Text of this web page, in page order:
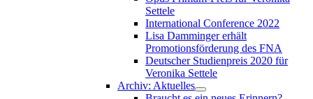
Settele
International Conference 2022
Lisa Damminger erhält
Promotionsförderung des FNA
Deutscher Studienpreis 2020 für
Veronika Settele
Archiv: Aktuelles